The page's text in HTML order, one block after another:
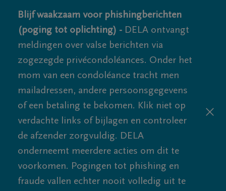
Blijf waakzaam voor phishingberichten
(poging tot oplichting) - DELA ontvangt
meldingen over valse berichten via
zogezegde privécondoléances. Onder het
mom van een condoléance tracht men
mailadressen, andere persoonsgegevens
of een betaling te bekomen. Klik niet op
verdachte links of bijlagen en controleer
de afzender zorgvuldig. DELA
onderneemt meerdere acties om dit te
voorkomen. Pogingen tot phishing en
fraude vallen echter nooit volledig uit te